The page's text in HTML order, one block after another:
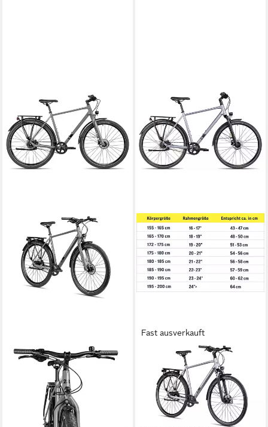
2R MANUFAKTUR
Cityrad 2R Manufaktur TRX
Rahmenhöhe
Zul. Gesamtgewicht
Fast ausverkauft
2R MANUFAKTUR
Cityrad TRX TWO
60 cm Rahmenhöhe
Gänge
120 kg Zul. Gesamtgewicht
899,99 €